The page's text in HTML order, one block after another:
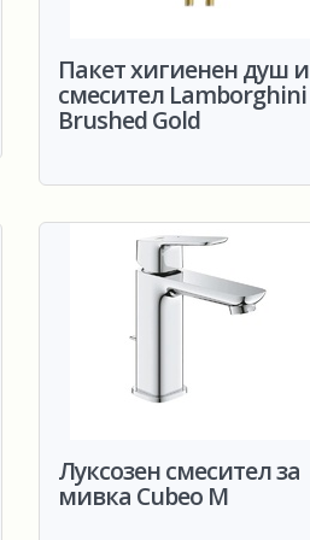
Пакет хигиенен душ и
смесител Lamborghini
Brushed Gold
Луксозен смесител за
мивка Cubeo M